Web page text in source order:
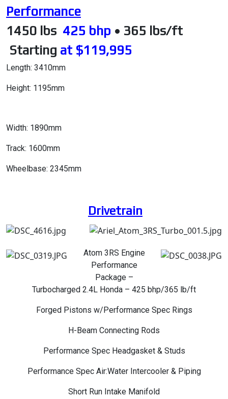
Performance
1450 lbs 425 bhp • 365 lbs/ft
Starting at $119,995
Length: 3410mm
Height: 1195mm
Width: 1890mm
Track: 1600mm
Wheelbase: 2345mm
Drivetrain
Atom 3RS Engine
Performance
Package –
Turbocharged 2.4L Honda – 425 bhp/365 lb/ft
Forged Pistons w/Performance Spec Rings
H-Beam Connecting Rods
Performance Spec Headgasket & Studs
Performance Spec Air:Water Intercooler & Piping
Short Run Intake Manifold